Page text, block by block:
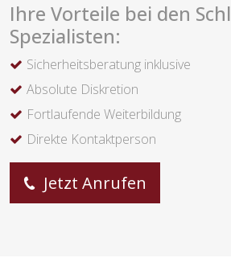
Ihre Vorteile bei den
Spezialisten:
Sicherheitsberatung inklusive
Absolute Diskretion
Fortlaufende Weiterbildung
Direkte Kontaktperson
Jetzt Anrufen